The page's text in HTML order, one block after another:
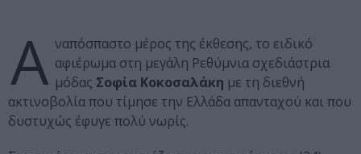
Α ναπόσπαστο μέρος της έκθεσης, το ειδικό
αφιέρωμα στη μεγάλη Ρεθύμνια σχεδιάστρια
μόδας Σοφία Κοκοσαλάκη με τη διεθνή
ακτινοβολία που τίμησε την Ελλάδα απανταχού και που
δυστυχώς έφυγε πολύ νωρίς.